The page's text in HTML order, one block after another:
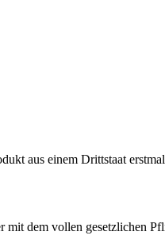
aus einem Drittstaat
dem vollen gesetzlichen